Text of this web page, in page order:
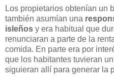
Los propietarios obtenían un
también asumían una
isleños y era habitual que
renunciaran a parte de la
comida. En parte era por
que los habitantes tuvieran
siguieran allí para generar la